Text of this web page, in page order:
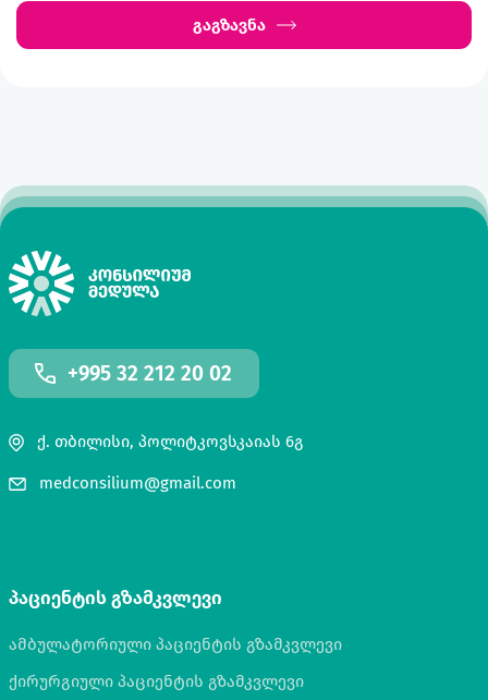
გაგზავნა
+995 32 212 20 02
ქ. თბილისი, პოლიტკოვსკაიას 6გ
medconsilium@gmail.com
პაციენტის გზამკვლევი
ამბულატორიული პაციენტის გზამკვლევი
ქირურგიული პაციენტის გზამკვლევი